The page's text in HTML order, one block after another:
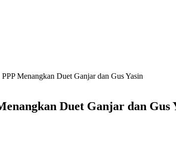
PPP Menangkan Duet Ganjar dan Gus Yasin
Duet Ganjar dan Gus